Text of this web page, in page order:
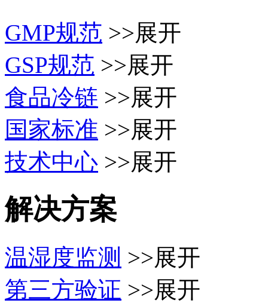
GMP规范 >>展开
GSP规范 >>展开
食品冷链 >>展开
国家标准 >>展开
技术中心 >>展开
解决方案
温湿度监测 >>展开
第三方验证 >>展开